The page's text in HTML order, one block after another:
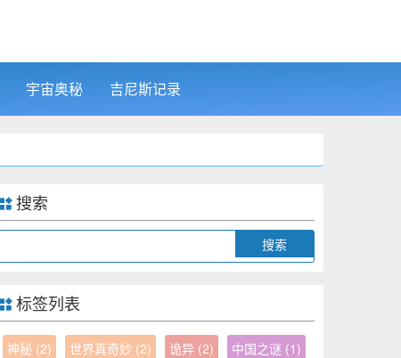
宇宙奥秘 吉尼斯记录
搜索
标签列表
神秘 (2) 世界真奇妙 (2) 诡异 (2) 中国之谜 (1)